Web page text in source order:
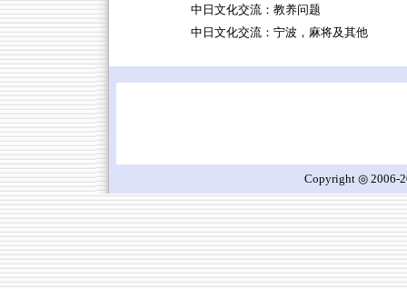
中日文化交流：教养问题
中日文化交流：宁波，麻将及其他
Copyright ◎ 2006-